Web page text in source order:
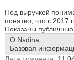
Под выручкой
понятно, что с 2017
Показаны
О Nadina
Базовая
Дата рождения